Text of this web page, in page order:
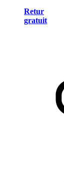
Retur
gratuit